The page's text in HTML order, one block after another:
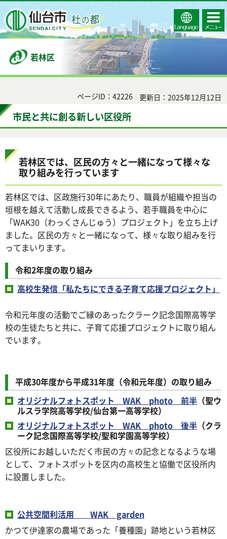
Select
Language
コンテ
ンツメ
ニュー
若林区
ページID：42226 更新日：2025年12月12日
市民と共に創る新しい区役所
若林区では、区民の方々と一緒になって様々な
取り組みを行っています
若林区では、区政施行30年にあたり、職員が組織や担当の
垣根を越えて活動し成長できるよう、若手職員を中心に
「WAK30（わっくさんじゅう）プロジェクト」を立ち上げ
ました。区民の方々と一緒になって、様々な取り組みを行
ってまいります。
令和2年度の取り組み
高校生発信「私たちにできる子育て応援プロジェクト」
令和元年度の活動でご縁のあったクラーク記念国際高等学
校の生徒たちと共に、子育て応援プロジェクトに取り組ん
でいます。
平成30年度から平成31年度（令和元年度）の取り組み
オリジナルフォトスポット WAK photo 前半 （聖ウ
ルスラ学院高等学校/仙台第一高等学校）
オリジナルフォトスポット WAK photo 後半 （クラ
ーク記念国際高等学校/聖和学園高等学校）
区役所にお越しいただく市民の方々の記念となるような場
として、フォトスポットを区内の高校生と協働で区役所内
に設置しました。
公共空間利活用 WAK garden
かつて伊達家の農場であった「養種園」跡地という若林区